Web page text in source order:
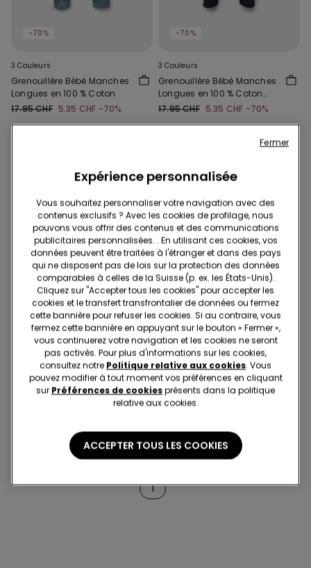
-70%
3 Couleurs
Grenouillère Bébé Manches
Longues en 100 % Coton
17.95 CHF 5.35 CHF -70%
-70%
3 Couleurs
Grenouillère Bébé Manches
Longues en 100 % Coton
avec Pieds
17.95 CHF 5.35 CHF -70%
-70%
3 Couleurs
Grenouillère Bébé Manches
Longues en 100 % Coton
-70%
-70%
3 Couleurs
Grenouillère Bébé Manches
Longues en 100 % Coton
avec Pieds
17.95 CHF
4 de 4 Articles
1
Expérience personnalisée
Vous souhaitez personnaliser votre navigation avec des
contenus exclusifs ? Avec les cookies de profilage, nous
pouvons vous offrir des contenus et des communications
publicitaires personnalisées. . En utilisant ces cookies, vos
données peuvent être traitées à l'étranger et dans des pays
qui ne disposent pas de lois sur la protection des données
comparables à celles de la Suisse (p. ex. les États-Unis).
Cliquez sur "Accepter tous les cookies" pour accepter les
cookies et le transfert transfrontalier de données ou fermez
cette bannière pour refuser les cookies. Si au contraire, vous
fermez cette bannière en appuyant sur le bouton « Fermer »,
vous continuerez votre navigation et les cookies ne seront
pas activés. Pour plus d'informations sur les cookies,
consultez notre Politique relative aux cookies. Vous
pouvez modifier à tout moment vos préférences en cliquant
sur Préférences de cookiesprésents dans la politique
relative aux cookies.
ACCEPTER TOUS LES COOKIES
Fermer